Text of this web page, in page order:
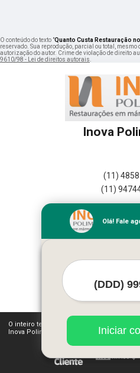
O conteúdo do texto "Quanto Custa Restauração
reservado. Sua reprodução, parcial ou total,
autorização do autor. Crime de violação de direito
9610/98 - Lei de direitos autorais
Inova
(11)
(11)
Empresa
Missão
Mapa
Mais
O inteiro teor deste site está sujeito à
Inova Polimentos (Lei 9610 de 19/02/1998)
Olá! Fale
Iniciar